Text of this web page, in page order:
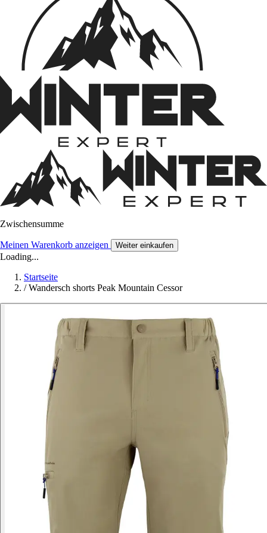
Zwischensumme
Meinen Warenkorb anzeigen Weiter einkaufen
Loading...
Startseite
/ Wandersch shorts Peak Mountain Cessor